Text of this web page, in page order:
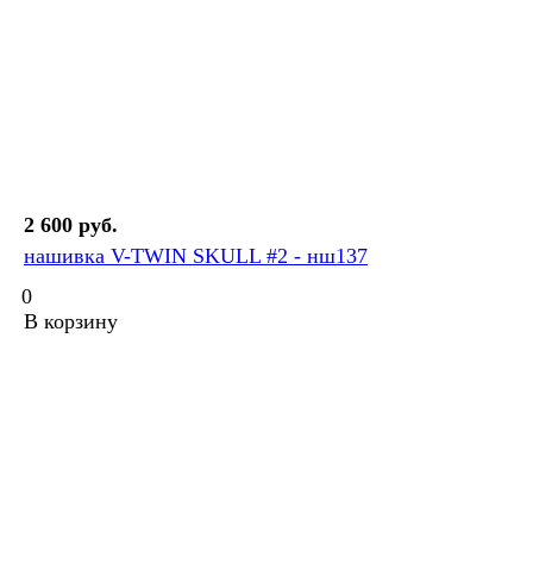
2 600 руб.
нашивка V-TWIN SKULL #2 - нш137
0
В корзину